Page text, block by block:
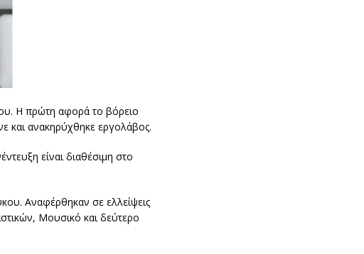
Η πρώτη αφορά το βόρειο
και ανακηρύχθηκε εργολάβος.
είναι διαθέσιμη στο
Αναφέρθηκαν σε ελλείψεις
Μουσικό και δεύτερο